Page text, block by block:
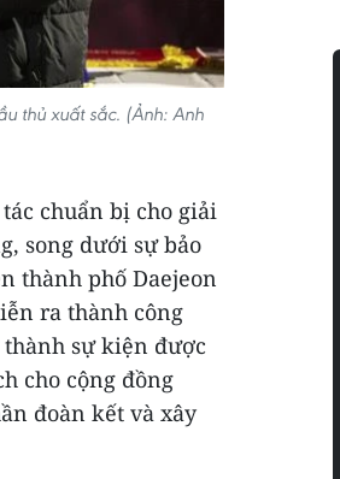
thủ xuất sắc. (Ảnh: Anh
chuẩn bị cho giải
song dưới sự bảo
thành phố Daejeon
ra thành công
sự kiện được
cho cộng đồng
đoàn kết và xây